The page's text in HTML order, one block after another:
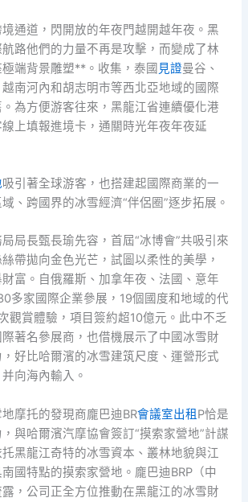
境通道，閃開放的年夜門越開越年夜。黑
路他們的力量不再是攻擊，而變成了林
端背景雕塑**。收集，泰國 見證曼谷、
南河內和胡志明市等西北亞地域的國際
為方便游客往來，黑龍江省連續優化港
上填報進境卡，通關時光年夜年夜延
吸引著全球游客，也搭建起國際商業的一
、跨國界的冰雪經濟“伴侶圈”逐步拓展。
局長甄長瑜先容，首屆“冰博會”共吸引來
帶拋向金色光芒，試圖以柔性的美學，
富。自俄羅斯、加拿年夜、法國、意年
多家國際企業參展，19個國度和地域的代
觀賞體驗，項目簽約超10億元。此中不乏
著名參展商，也借機展示了中國冰雪財
好比哈爾濱的冰雪建筑尺度、運營形式
向海內輸入。
摩托的發現商龐巴迪BR會議室出租 P恰是
與哈爾濱汽摩協會簽訂“摸索家營地”計謀
黑龍江奇特的冰雪資本、叢林地貌與江
國特點的摸索家營地。龐巴迪BRP（中
，公司正全方位推動在黑龍江的冰雪財